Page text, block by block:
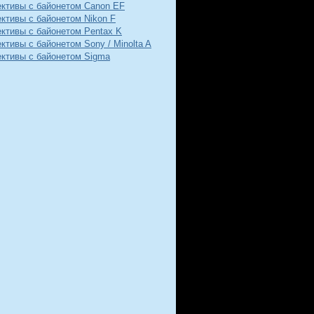
с байонетом Canon EF
с байонетом Nikon F
с байонетом Pentax K
с байонетом Sony / Minolta A
с байонетом Sigma